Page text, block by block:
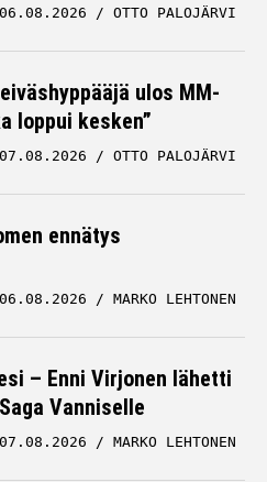
06.08.2026 OTTO PALOJÄRVI
ulos MM-
loppui kesken”
07.08.2026 OTTO PALOJÄRVI
ennätys
06.08.2026 MARKO LEHTONEN
– Enni Virjonen lähetti
Vanniselle
07.08.2026 MARKO LEHTONEN